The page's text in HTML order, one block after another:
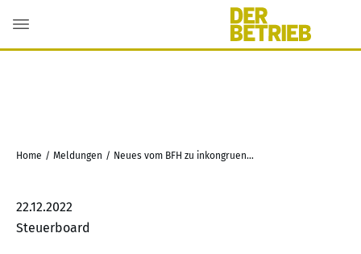
Home / Meldungen / Neues vom BFH zu inkongruenten Gewinnausschüttungen
22.12.2022
Steuerboard